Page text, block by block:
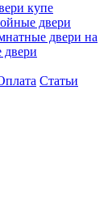
купе
двери
двери на
двери
Статьи